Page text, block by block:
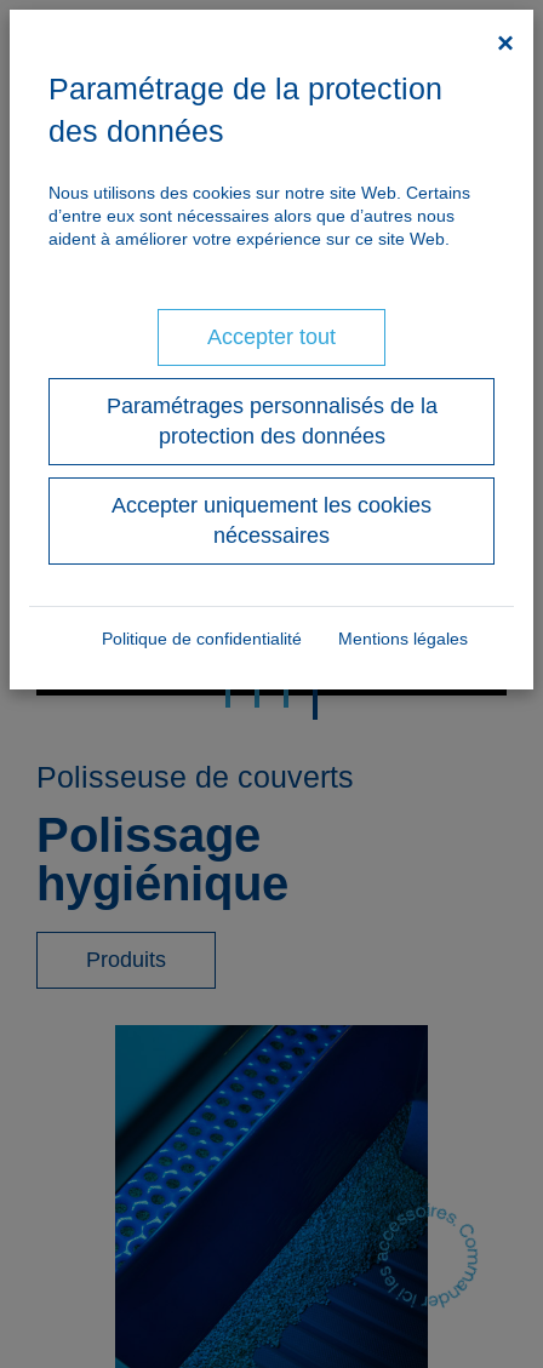
Polisseuse de couverts
Polissage
hygiénique
Produits
×
Paramétrage de la protection
des données
Nous utilisons des cookies sur notre site Web. Certains
d’entre eux sont nécessaires alors que d’autres nous
aident à améliorer votre expérience sur ce site Web.
Accepter tout
Paramétrages personnalisés de la
protection des données
Accepter uniquement les cookies
nécessaires
Politique de confidentialité Mentions légales